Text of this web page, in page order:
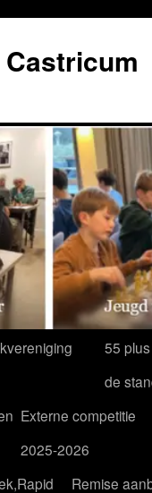
55
de
Externe competitie
2025-2026
Remise